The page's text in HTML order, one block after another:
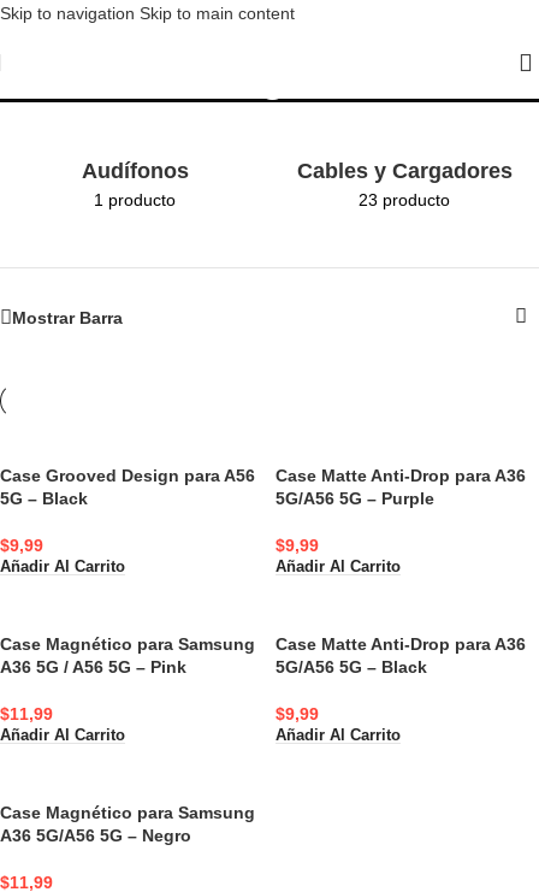
Skip to navigation Skip to main content
Audífonos
1 producto
Cables y Cargadores
23 producto
Mostrar Barra
Case Grooved Design para A56
5G – Black
$9,99
Añadir Al Carrito
Case Matte Anti-Drop para A36
5G/A56 5G – Purple
$9,99
Añadir Al Carrito
Case Magnético para Samsung
A36 5G / A56 5G – Pink
$11,99
Añadir Al Carrito
Case Matte Anti-Drop para A36
5G/A56 5G – Black
$9,99
Añadir Al Carrito
Case Magnético para Samsung
A36 5G/A56 5G – Negro
$11,99